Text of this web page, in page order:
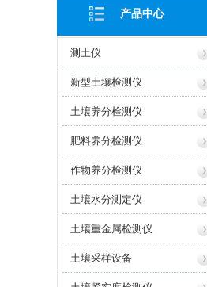
产品中心
测土仪
新型土壤检测仪
土壤养分检测仪
肥料养分检测仪
作物养分检测仪
土壤水分测定仪
土壤重金属检测仪
土壤采样设备